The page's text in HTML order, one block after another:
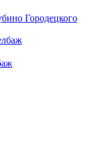
Городецкого